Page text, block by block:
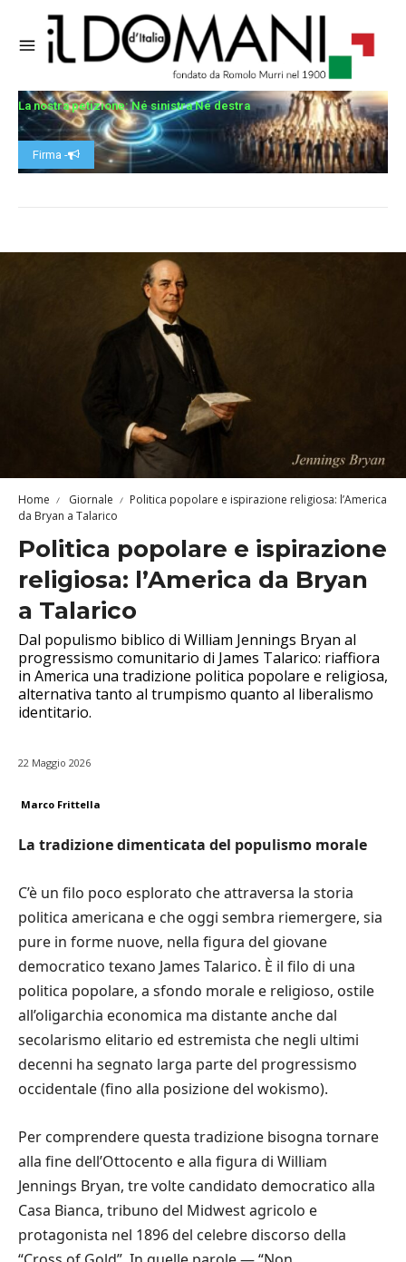
La nostra petizione: Né sinistra Né destra
Firma -
Home Giornale
Politica popolare e ispirazione religiosa: l’America
da Bryan a Talarico
Politica popolare e ispirazione
religiosa: l’America da Bryan
a Talarico
Dal populismo biblico di William Jennings Bryan al
progressismo comunitario di James Talarico: riaffiora
in America una tradizione politica popolare e religiosa,
alternativa tanto al trumpismo quanto al liberalismo
identitario.
22 Maggio 2026
Marco Frittella
La tradizione dimenticata del populismo morale
C’è un filo poco esplorato che attraversa la storia
politica americana e che oggi sembra riemergere, sia
pure in forme nuove, nella figura del giovane
democratico texano James Talarico. È il filo di una
politica popolare, a sfondo morale e religioso, ostile
all’oligarchia economica ma distante anche dal
secolarismo elitario ed estremista che negli ultimi
decenni ha segnato larga parte del progressismo
occidentale (fino alla posizione del wokismo).
Per comprendere questa tradizione bisogna tornare
alla fine dell’Ottocento e alla figura di William
Jennings Bryan, tre volte candidato democratico alla
Casa Bianca, tribuno del Midwest agricolo e
protagonista nel 1896 del celebre discorso della